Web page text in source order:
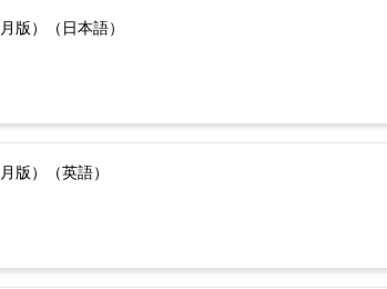
）（日本語）
）（英語）